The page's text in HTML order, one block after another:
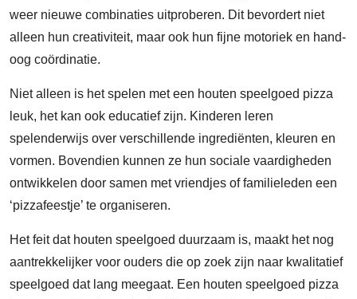
weer nieuwe combinaties uitproberen. Dit bevordert niet
alleen hun creativiteit, maar ook hun fijne motoriek en hand-
oog coördinatie.
Niet alleen is het spelen met een houten speelgoed pizza
leuk, het kan ook educatief zijn. Kinderen leren
spelenderwijs over verschillende ingrediënten, kleuren en
vormen. Bovendien kunnen ze hun sociale vaardigheden
ontwikkelen door samen met vriendjes of familieleden een
‘pizzafeestje’ te organiseren.
Het feit dat houten speelgoed duurzaam is, maakt het nog
aantrekkelijker voor ouders die op zoek zijn naar kwalitatief
speelgoed dat lang meegaat. Een houten speelgoed pizza